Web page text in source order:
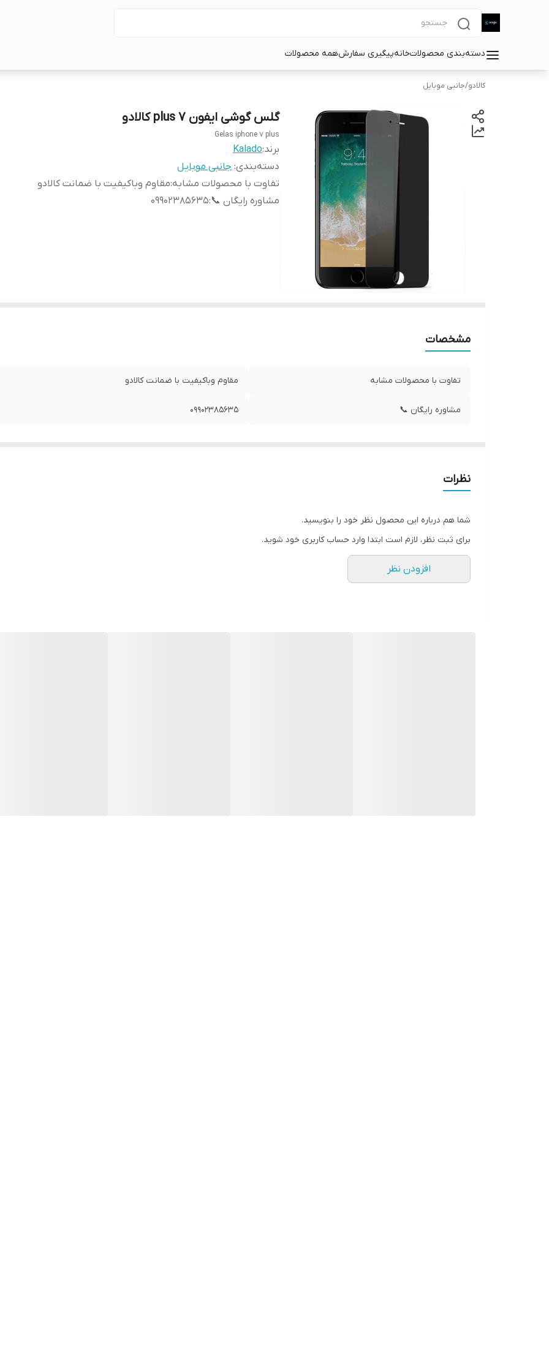
دسته‌بندی محصولاتخانهپیگیری سفارشهمه محصولات
کالادو/جانبی موبایل
گلس گوشی ایفون 7 plus کالادو
Gelas iphone 7 plus
برند:Kalado
دسته‌بندی: جانبی موبایل
تفاوت با محصولات مشابه:مقاوم وباکیفیت با ضمانت کالادو
مشاوره رایگان 📞:
09902385635
مشخصات
تفاوت با محصولات مشابه مقاوم وباکیفیت با ضمانت کالادو
مشاوره رایگان 📞 09902385635
نظرات
شما هم درباره این محصول نظر خود را بنویسید.
برای ثبت نظر، لازم است ابتدا وارد حساب کاربری خود شوید.
افزودن نظر